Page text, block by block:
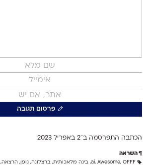
פרסום תגובה
הכתבה התפרסמה ב־2 ב אפריל 2023
השראה
ai,Awesome,OFFF
, בינה מלאכותית, ברצלונה, גופן , הרצאה,